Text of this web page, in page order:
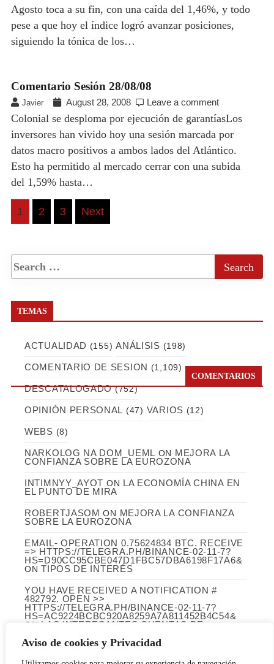
Aviso de cookies y Privacidad
Agosto toca a su fin, con una caída del 1,46%, y todo
pese a que hoy el índice logró avanzar posiciones,
siguiendo la tónica de los…
Comentario Sesión 28/08/08
Javier August 28, 2008 Leave a comment
Colonial se desploma por ejecución de garantíasLos
inversores han vivido hoy una sesión marcada por
datos macro positivos a ambos lados del Atlántico.
Esto ha permitido al mercado cerrar con una subida
del 1,59% hasta…
Posts
1 2 3 Next
TEMAS
ACTUALIDAD (155) ANÁLISIS (198)
COMENTARIO DE SESION (1,109)
DESCATALOGADO(752)
OPINIÓN PERSONAL (47) VARIOS (12)
WEBS (8)
COMENTARIOS
NARKOLOG NA DOM_UEML ON MEJORA LA
CONFIANZA SOBRE LA EUROZONA
INTIMNYY_AYOT ON LA ECONOMÍA CHINA EN
EL PUNTO DE MIRA
ROBERTJASOM ON MEJORA LA CONFIANZA
SOBRE LA EUROZONA
EMAIL- OPERATION 0.75624834 BTC. RECEIVE
=> HTTPS://TELEGRA.PH/BINANCE-02-11-7?
HS=D90CC95CBE047D1FBC57DBA6198F17A6&
ONTIPOS DE INTERÉS
YOU HAVE RECEIVED A NOTIFICATION #
482792. OPEN >>
HTTPS://TELEGRA.PH/BINANCE-02-11-7?
HS=AC9224BCBC920A8259A7A811452B4C54&
ON LAS INTERESANTES CUENTAS DE